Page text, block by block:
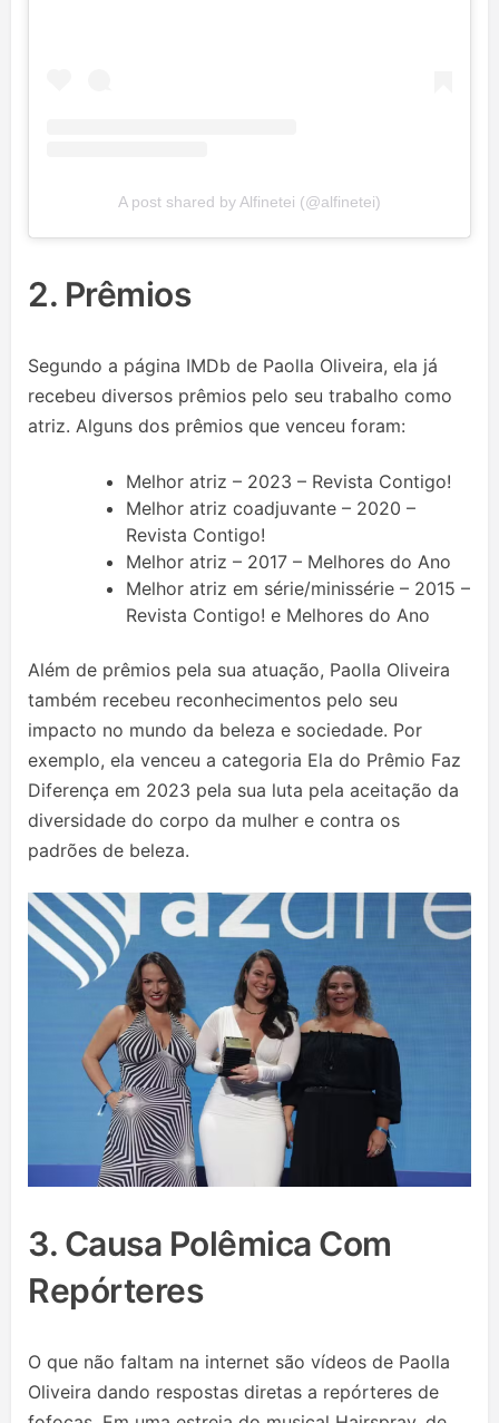
A post shared by Alfinetei (@alfinetei)
2. Prêmios
Segundo a página IMDb de Paolla Oliveira, ela já
recebeu diversos prêmios pelo seu trabalho como
atriz. Alguns dos prêmios que venceu foram:
Melhor atriz – 2023 – Revista Contigo!
Melhor atriz coadjuvante – 2020 –
Revista Contigo!
Melhor atriz – 2017 – Melhores do Ano
Melhor atriz em série/minissérie – 2015 –
Revista Contigo! e Melhores do Ano
Além de prêmios pela sua atuação, Paolla Oliveira
também recebeu reconhecimentos pelo seu
impacto no mundo da beleza e sociedade. Por
exemplo, ela venceu a categoria Ela do Prêmio Faz
Diferença em 2023 pela sua luta pela aceitação da
diversidade do corpo da mulher e contra os
padrões de beleza.
3. Causa Polêmica Com
Repórteres
O que não faltam na internet são vídeos de Paolla
Oliveira dando respostas diretas a repórteres de